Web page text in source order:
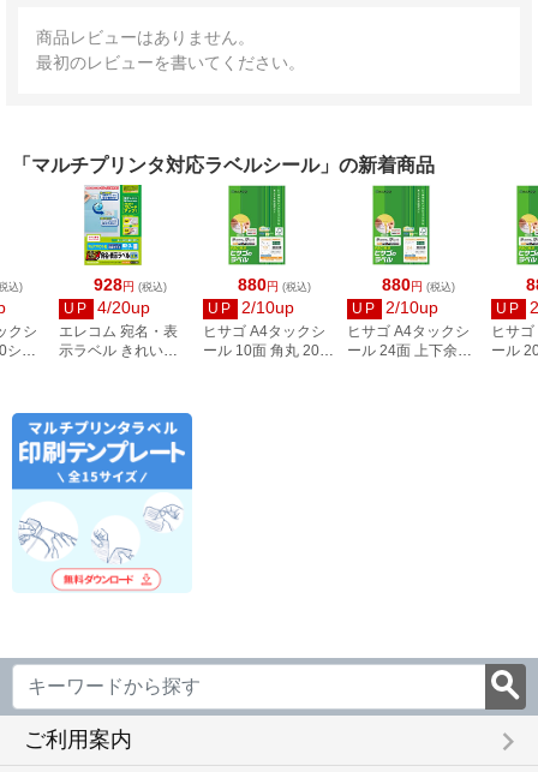
商品レビューはありません。
最初のレビューを書いてください。
「マルチプリンタ対応ラベルシール」の新着商品
928円 (税込)
UP 4/20up
エレコム 宛名・表
示ラベル きれい貼
880円 (税込)
UP 2/10up
ヒサゴ A4タックシ
ール 10面 角丸 20シ
880円 (税込)
UP 2/10up
ヒサゴ A4タックシ
ール 24面 上下余白
UP
ヒサ
ール
込)
クシ
シー
ご利用案内 keyboard_arrow_right